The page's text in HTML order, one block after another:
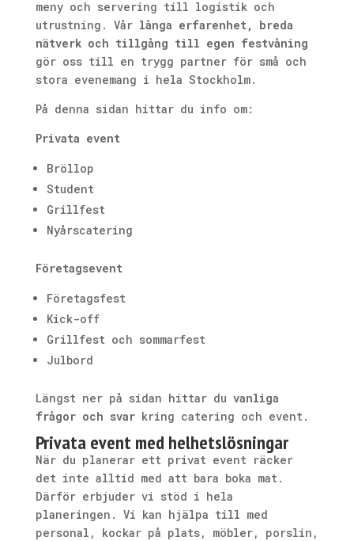
meny och servering till logistik och
utrustning. Vår långa erfarenhet, breda
nätverk och tillgång till egen festvåning
gör oss till en trygg partner för små och
stora evenemang i hela Stockholm.
På denna sidan hittar du info om:
Privata event
Bröllop
Student
Grillfest
Nyårscatering
Företagsevent
Företagsfest
Kick-off
Grillfest och sommarfest
Julbord
Längst ner på sidan hittar du vanliga
frågor och svarkring catering och event.
Privata event med helhetslösningar
När du planerar ett privat event räcker
det inte alltid med att bara boka mat.
Därför erbjuder vi stöd i hela
planeringen. Vi kan hjälpa till med
personal, kockar på plats, möbler, porslin,